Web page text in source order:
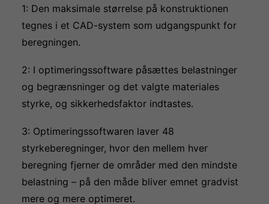
1: Den maksimale størrelse på konstruktionen
tegnes i et CAD-system som udgangspunkt for
beregningen.
2: I optimeringssoftware påsættes belastninger
og begrænsninger og det valgte materiales
styrke, og sikkerhedsfaktor indtastes.
3: Optimeringssoftwaren laver 48
styrkeberegninger, hvor den mellem hver
beregning fjerner de områder med den mindste
belastning – på den måde bliver emnet gradvist
mere og mere optimeret.